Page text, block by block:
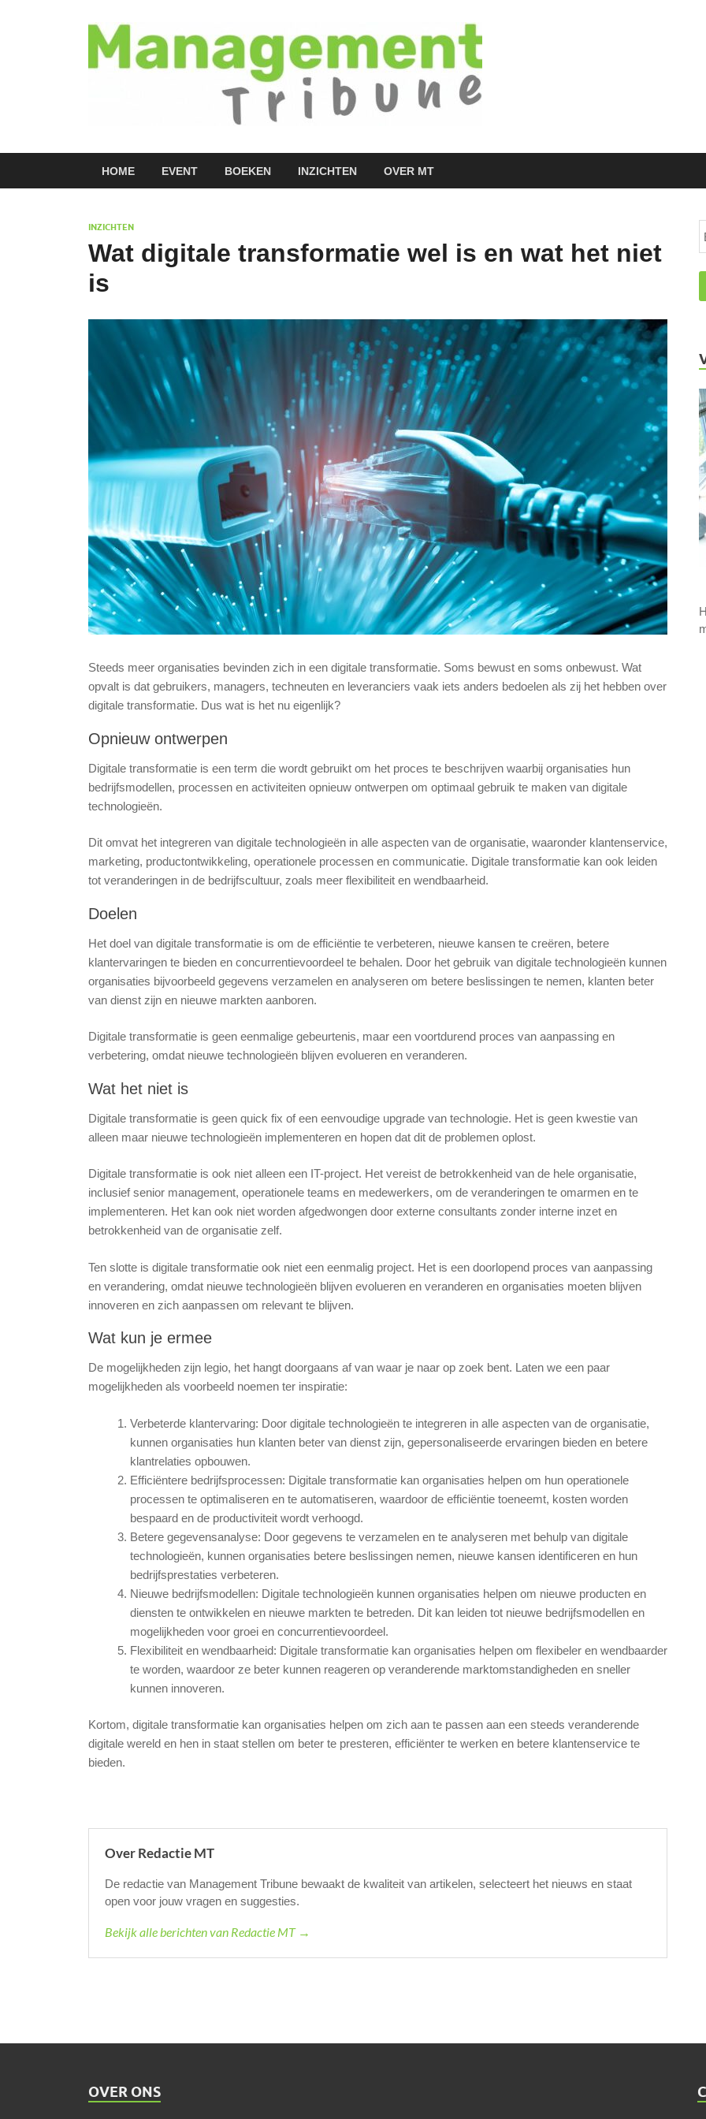
HOME EVENT BOEKEN INZICHTEN OVER MT
INZICHTEN
Wat digitale transformatie wel is en wat het niet
is
Steeds meer organisaties bevinden zich in een digitale transformatie. Soms bewust en soms onbewust. Wat
opvalt is dat gebruikers, managers, techneuten en leveranciers vaak iets anders bedoelen als zij het hebben over
digitale transformatie. Dus wat is het nu eigenlijk?
Opnieuw ontwerpen
Digitale transformatie is een term die wordt gebruikt om het proces te beschrijven waarbij organisaties hun
bedrijfsmodellen, processen en activiteiten opnieuw ontwerpen om optimaal gebruik te maken van digitale
technologieën.
Dit omvat het integreren van digitale technologieën in alle aspecten van de organisatie, waaronder klantenservice,
marketing, productontwikkeling, operationele processen en communicatie. Digitale transformatie kan ook leiden
tot veranderingen in de bedrijfscultuur, zoals meer flexibiliteit en wendbaarheid.
Doelen
Het doel van digitale transformatie is om de efficiëntie te verbeteren, nieuwe kansen te creëren, betere
klantervaringen te bieden en concurrentievoordeel te behalen. Door het gebruik van digitale technologieën kunnen
organisaties bijvoorbeeld gegevens verzamelen en analyseren om betere beslissingen te nemen, klanten beter
van dienst zijn en nieuwe markten aanboren.
Digitale transformatie is geen eenmalige gebeurtenis, maar een voortdurend proces van aanpassing en
verbetering, omdat nieuwe technologieën blijven evolueren en veranderen.
Wat het niet is
Digitale transformatie is geen quick fix of een eenvoudige upgrade van technologie. Het is geen kwestie van
alleen maar nieuwe technologieën implementeren en hopen dat dit de problemen oplost.
Digitale transformatie is ook niet alleen een IT-project. Het vereist de betrokkenheid van de hele organisatie,
inclusief senior management, operationele teams en medewerkers, om de veranderingen te omarmen en te
implementeren. Het kan ook niet worden afgedwongen door externe consultants zonder interne inzet en
betrokkenheid van de organisatie zelf.
Ten slotte is digitale transformatie ook niet een eenmalig project. Het is een doorlopend proces van aanpassing
en verandering, omdat nieuwe technologieën blijven evolueren en veranderen en organisaties moeten blijven
innoveren en zich aanpassen om relevant te blijven.
Wat kun je ermee
De mogelijkheden zijn legio, het hangt doorgaans af van waar je naar op zoek bent. Laten we een paar
mogelijkheden als voorbeeld noemen ter inspiratie:
Verbeterde klantervaring: Door digitale technologieën te integreren in alle aspecten van de organisatie,
kunnen organisaties hun klanten beter van dienst zijn, gepersonaliseerde ervaringen bieden en betere
klantrelaties opbouwen.
Efficiëntere bedrijfsprocessen: Digitale transformatie kan organisaties helpen om hun operationele
processen te optimaliseren en te automatiseren, waardoor de efficiëntie toeneemt, kosten worden
bespaard en de productiviteit wordt verhoogd.
Betere gegevensanalyse: Door gegevens te verzamelen en te analyseren met behulp van digitale
technologieën, kunnen organisaties betere beslissingen nemen, nieuwe kansen identificeren en hun
bedrijfsprestaties verbeteren.
Nieuwe bedrijfsmodellen: Digitale technologieën kunnen organisaties helpen om nieuwe producten en
diensten te ontwikkelen en nieuwe markten te betreden. Dit kan leiden tot nieuwe bedrijfsmodellen en
mogelijkheden voor groei en concurrentievoordeel.
Flexibiliteit en wendbaarheid: Digitale transformatie kan organisaties helpen om flexibeler en wendbaarder
te worden, waardoor ze beter kunnen reageren op veranderende marktomstandigheden en sneller
kunnen innoveren.
Kortom, digitale transformatie kan organisaties helpen om zich aan te passen aan een steeds veranderende
digitale wereld en hen in staat stellen om beter te presteren, efficiënter te werken en betere klantenservice te
bieden.
Over Redactie MT
De redactie van Management Tribune bewaakt de kwaliteit van artikelen, selecteert het nieuws en staat
open voor jouw vragen en suggesties.
Bekijk alle berichten van Redactie MT →
OVER ONS